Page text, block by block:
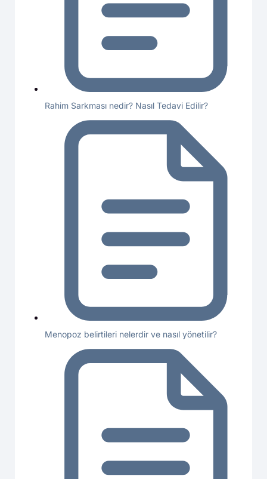
Rahim Sarkması nedir? Nasıl Tedavi Edilir?
Menopoz belirtileri nelerdir ve nasıl yönetilir?